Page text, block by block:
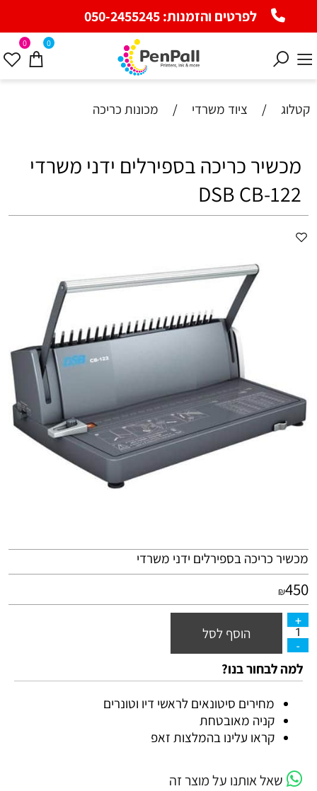
לפרטים והזמנות:050-2455245
0 0
קטלוג / ציוד משרדי / מכונות כריכה
מכשיר כריכה בספירלים ידני משרדי
DSB CB-122
מכשיר כריכה בספירלים ידני משרדי
₪450
הוסף לסל
למה לבחור בנו?
מחירים סיטונאים לראשי דיו וטונרים
קניה מאובטחת
קראו עלינו בהמלצות זאפ
שאל אותנו על מוצר זה